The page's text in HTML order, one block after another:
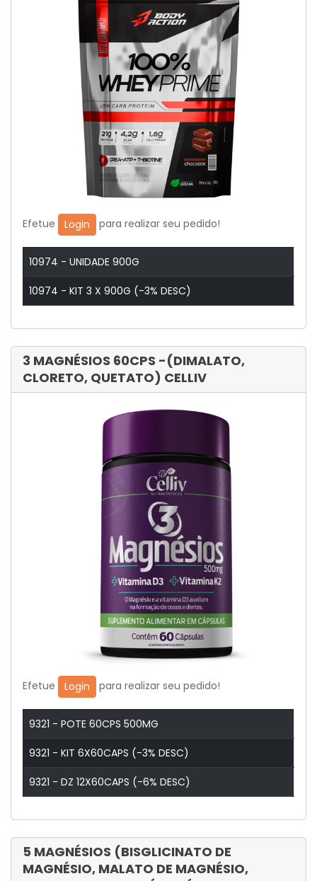
Efetue Login para realizar seu pedido!
10974 - UNIDADE 900G
10974 - KIT 3 X 900G (-3% DESC)
3 MAGNÉSIOS 60CPS -(DIMALATO,
CLORETO, QUETATO) CELLIV
Efetue Login para realizar seu pedido!
9321 - POTE 60CPS 500MG
9321 - KIT 6X60CAPS (-3% DESC)
9321 - DZ 12X60CAPS (-6% DESC)
5 MAGNÉSIOS (BISGLICINATO DE
MAGNÉSIO, MALATO DE MAGNÉSIO,